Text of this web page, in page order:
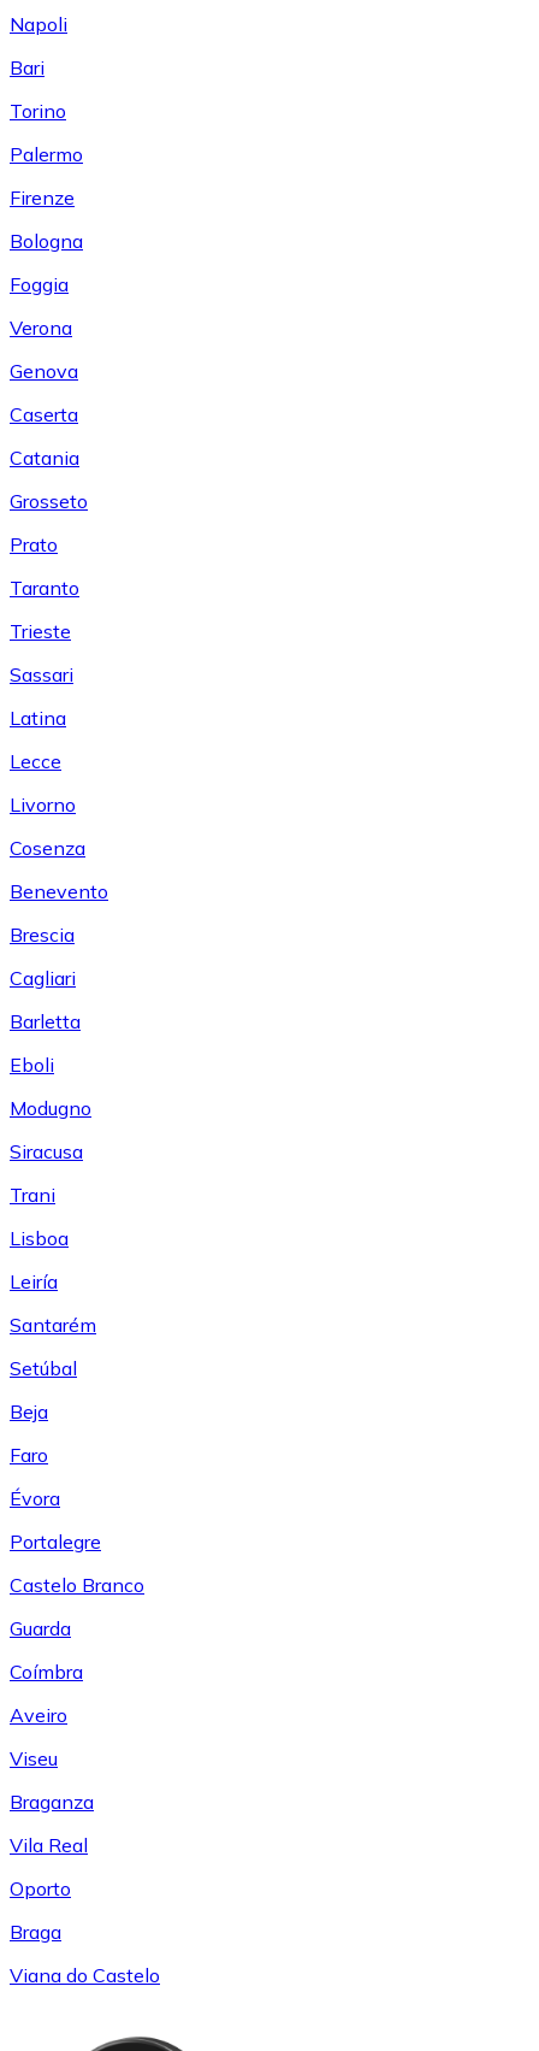
Napoli
Bari
Torino
Palermo
Firenze
Bologna
Foggia
Verona
Genova
Caserta
Catania
Grosseto
Prato
Taranto
Trieste
Sassari
Latina
Lecce
Livorno
Cosenza
Benevento
Brescia
Cagliari
Barletta
Eboli
Modugno
Siracusa
Trani
Lisboa
Leiría
Santarém
Setúbal
Beja
Faro
Évora
Portalegre
Castelo Branco
Guarda
Coímbra
Aveiro
Viseu
Braganza
Vila Real
Oporto
Braga
Viana do Castelo